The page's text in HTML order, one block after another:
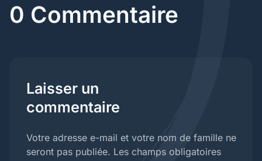
0 Commentaire
Laisser un
commentaire
Votre adresse e-mail et votre nom de famille ne
seront pas publiée. Les champs obligatoires